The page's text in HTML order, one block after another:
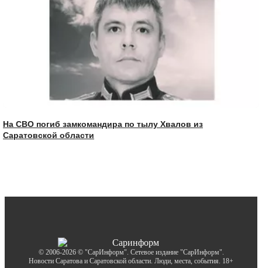
На СВО погиб замкомандира по тылу Хвалов из
Саратовской области
© 2006-2026 © "СарИнформ". Сетевое издание "СарИнформ".
Новости Саратова и Саратовской области. Люди, места, события. 18+